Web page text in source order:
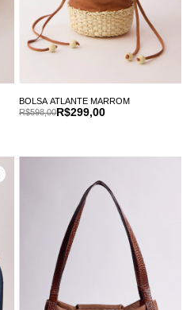
BOLSA ATLANTE MARROM
R$299,00
R$598,00